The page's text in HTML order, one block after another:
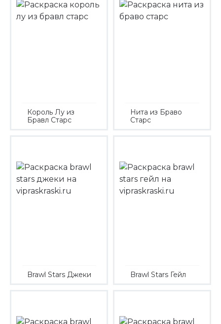
Король Лу из
Бравл Старс
Нита из Браво
Старс
Brawl Stars Джеки Brawl Stars Гейл